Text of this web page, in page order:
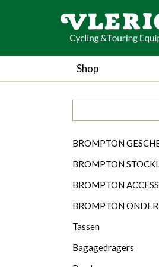
Shop
Categorieën
BROMPTON
BROMPTON
BROMPTON
BROMPTON
Tassen
Bagagedragers